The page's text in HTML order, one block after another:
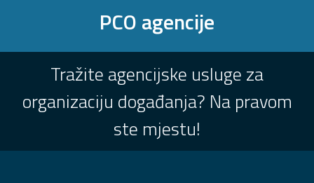
PCO agencije
Tražite agencijske usluge za
organizaciju događanja? Na pravom
ste mjestu!